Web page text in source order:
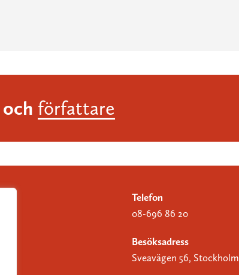
och författare
Telefon
08-696 86 20
Besöksadress
Sveavägen 56, Stockholm